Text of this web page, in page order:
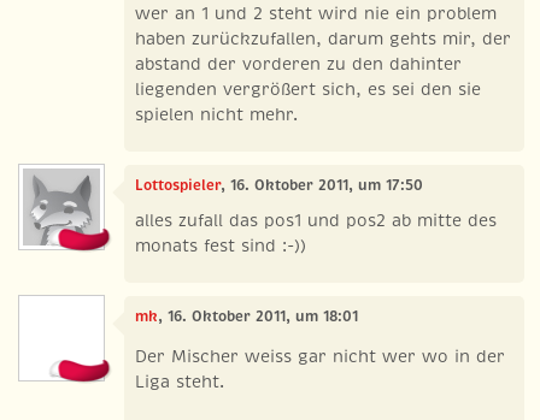
wer an 1 und 2 steht wird nie ein problem
haben zurückzufallen, darum gehts mir, der
abstand der vorderen zu den dahinter
liegenden vergrößert sich, es sei den sie
spielen nicht mehr.
Lottospieler, 16. Oktober 2011, um 17:50
alles zufall das pos1 und pos2 ab mitte des
monats fest sind :-))
mk, 16. Oktober 2011, um 18:01
Der Mischer weiss gar nicht wer wo in der
Liga steht.